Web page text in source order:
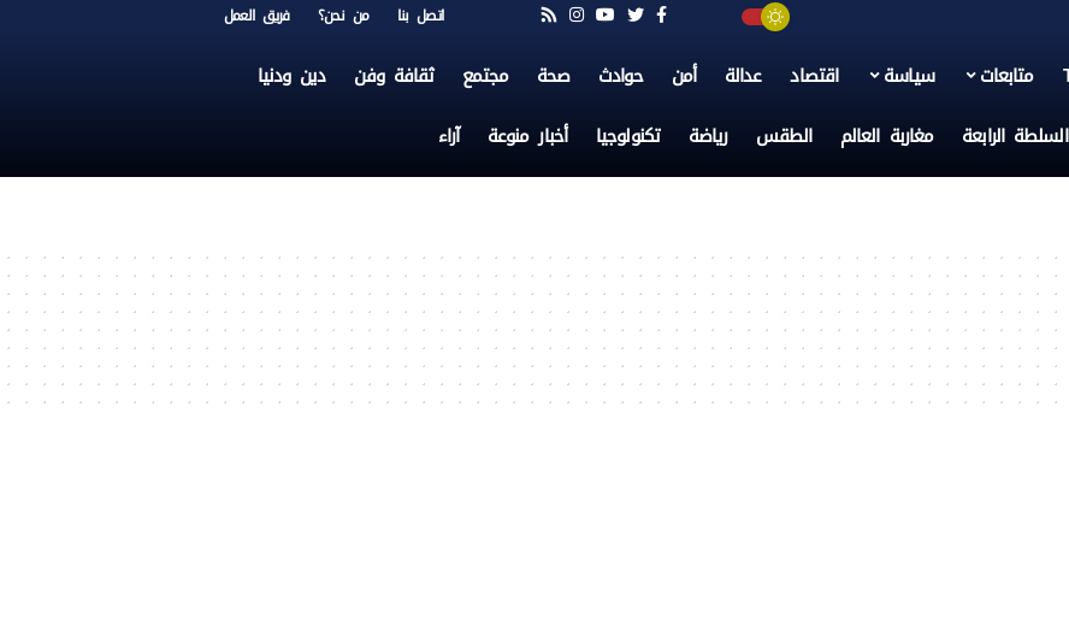
اتصل بنا من نحن؟ فريق العمل
متابعات سياسة اقتصاد عدالة أمن حوادث صحة مجتمع ثقافة وفن دين ودنيا
السلطة الرابعة مغاربة العالم الطقس رياضة تكنولوجيا أخبار منوعة آراء